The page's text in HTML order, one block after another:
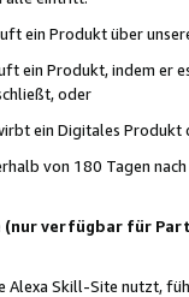
ein Produkt über
ein Produkt, indem er
oder
ein Digitales Produkt
von 180 Tagen
verfügbar für
Alexa Skill-Site nutzt,